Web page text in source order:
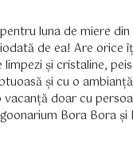
luna de miere din
de ea! Are orice
și cristaline,
și cu o
doar cu
Bora Bora și